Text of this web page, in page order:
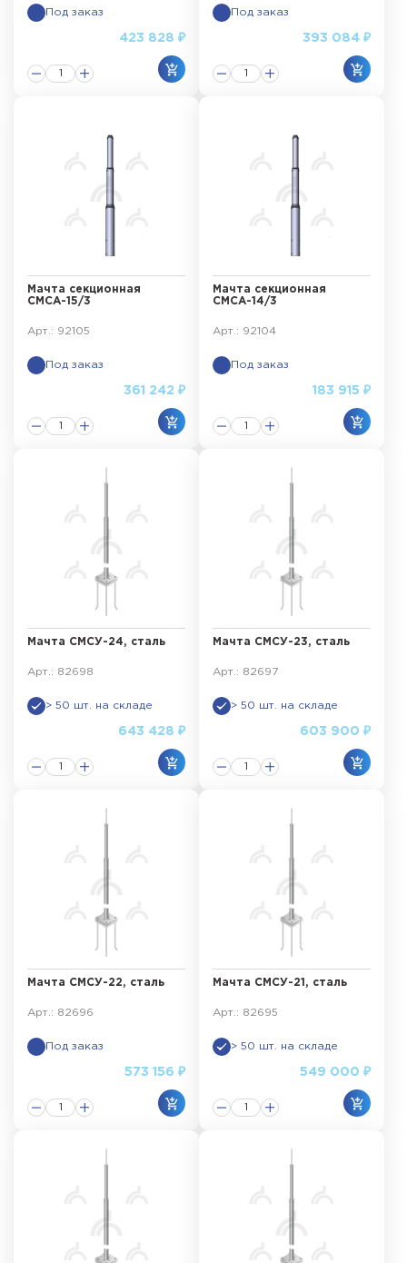
Под заказ
423 828 ₽
Под заказ
393 084 ₽
Мачта секционная
СМСА-15/3
Арт.: 92105
Под заказ
361 242 ₽
Мачта секционная
СМСА-14/3
Арт.: 92104
Под заказ
183 915 ₽
Мачта СМСУ-24, сталь
Арт.: 82698
> 50 шт. на складе
643 428 ₽
Мачта СМСУ-23, сталь
Арт.: 82697
> 50 шт. на складе
603 900 ₽
Мачта СМСУ-22, сталь
Арт.: 82696
Под заказ
573 156 ₽
Мачта СМСУ-21, сталь
Арт.: 82695
> 50 шт. на складе
549 000 ₽